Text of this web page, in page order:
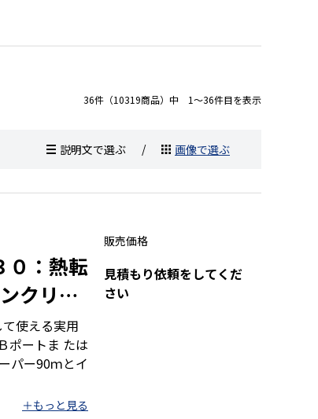
36件（10319商品）中 1～36件目を表示
説明文で選ぶ 画像で選ぶ
０：熱転
クリボ
使える実用
ポートま たは
パー90ｍとイ
販売価格
見積もり依頼をしてくだ
さい